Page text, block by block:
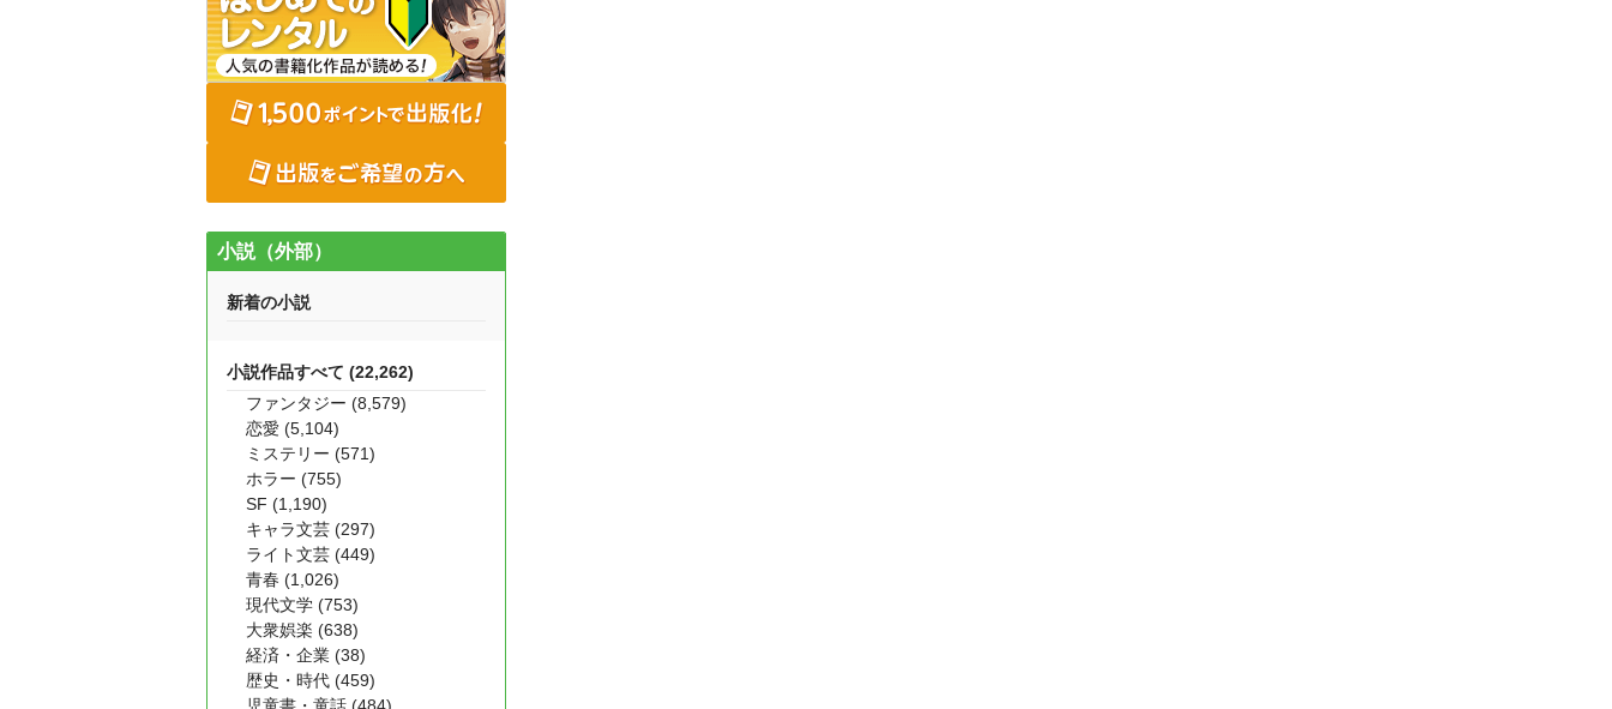
小説（外部）
新着の小説
小説作品すべて (22,262)
ファンタジー (8,579)
恋愛 (5,104)
ミステリー (571)
ホラー (755)
SF (1,190)
キャラ文芸 (297)
ライト文芸 (449)
青春 (1,026)
現代文学 (753)
大衆娯楽 (638)
経済・企業 (38)
歴史・時代 (459)